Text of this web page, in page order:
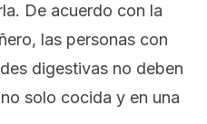
De acuerdo con la
las personas con
digestivas no deben
solo cocida y en una